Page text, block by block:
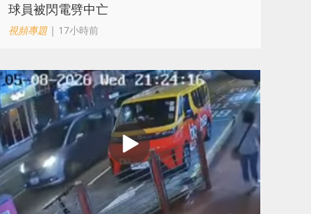
球員被閃電劈中亡
視頻專題| 17小時前